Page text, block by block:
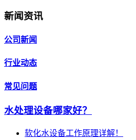
新闻资讯
公司新闻
行业动态
常见问题
水处理设备哪家好？
软化水设备工作原理详解！